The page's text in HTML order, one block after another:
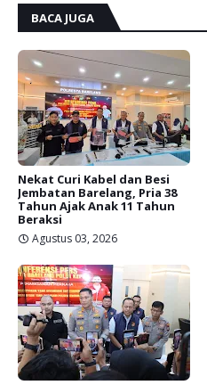
BACA JUGA
Nekat Curi Kabel dan Besi
Jembatan Barelang, Pria 38
Tahun Ajak Anak 11 Tahun
Beraksi
Agustus 03, 2026